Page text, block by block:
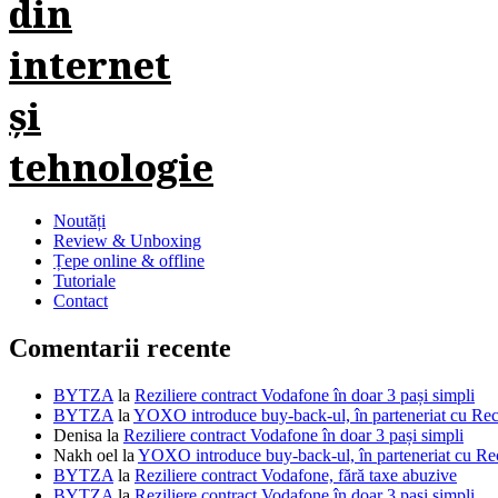
Noutăți
Review & Unboxing
Țepe online & offline
Tutoriale
Contact
Comentarii recente
BYTZA la Reziliere contract Vodafone în doar 3 pași simpli
BYTZA la YOXO introduce buy-back-ul, în parteneriat cu
Denisa la Reziliere contract Vodafone în doar 3 pași simpli
Nakh oel la YOXO introduce buy-back-ul, în parteneriat cu
BYTZA la Reziliere contract Vodafone, fără taxe abuzive